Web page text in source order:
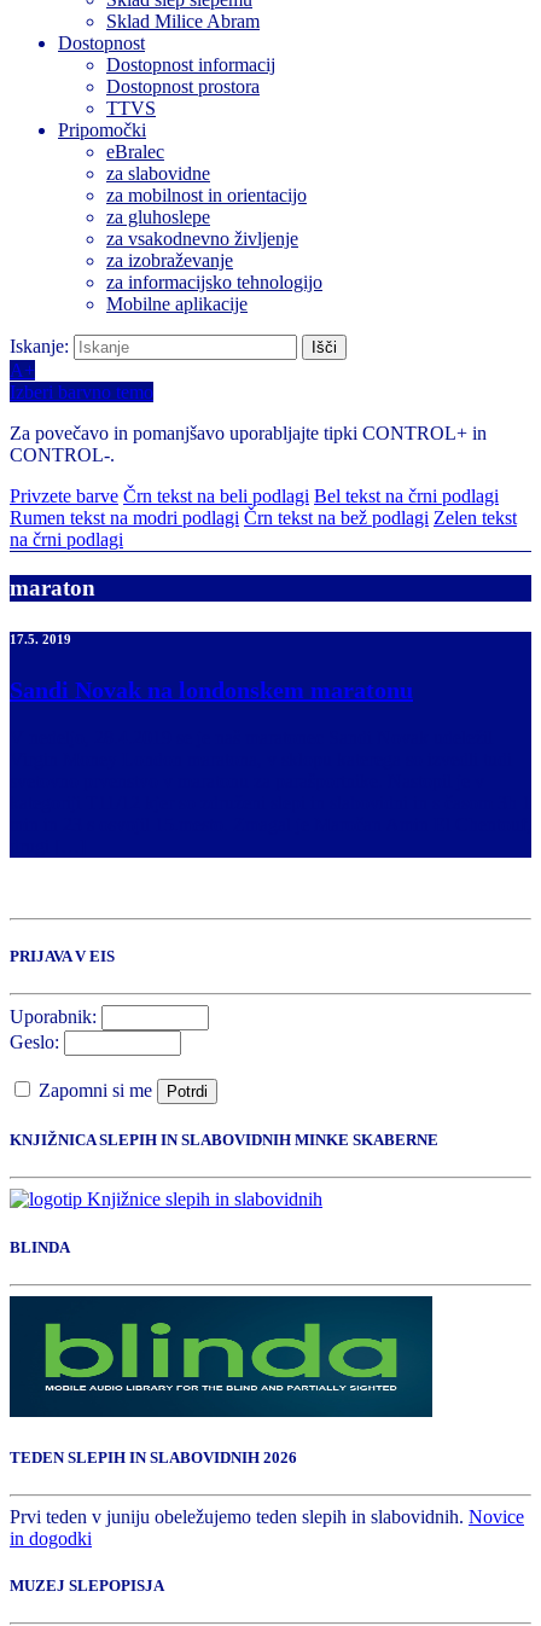
Sklad Milice Abram
Dostopnost
Dostopnost informacij
Dostopnost prostora
TTVS
Pripomočki
eBralec
za slabovidne
za mobilnost in orientacijo
za gluhoslepe
za vsakodnevno življenje
za izobraževanje
za informacijsko tehnologijo
Mobilne aplikacije
Iskanje:
A+
Izberi barvno temo
Za povečavo in pomanjšavo uporabljajte tipki CONTROL+ in
CONTROL-.
Privzete barve Črn tekst na beli podlagi Bel tekst na črni podlagi
Rumen tekst na modri podlagi Črn tekst na bež podlagi Zelen tekst
na črni podlagi
maraton
17.5. 2019
Sandi Novak na londonskem maratonu
PRIJAVA V EIS
Uporabnik:
Geslo:
Zapomni si me Potrdi
KNJIŽNICA SLEPIH IN SLABOVIDNIH MINKE SKABERNE
BLINDA
TEDEN SLEPIH IN SLABOVIDNIH 2026
Prvi teden v juniju obeležujemo teden slepih in slabovidnih. Novice
in dogodki
MUZEJ SLEPOPISJA